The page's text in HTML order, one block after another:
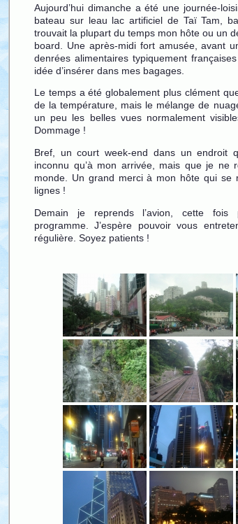
Aujourd’hui dimanche a été une journée-
bateau sur leau lac artificiel de Taï Tam,
trouvait la plupart du temps mon hôte ou un
board. Une après-midi fort amusée, avant
denrées alimentaires typiquement
idée d’insérer dans mes bagages.
Le temps a été globalement plus clément
de la température, mais le mélange de
un peu les belles vues normalement
Dommage !
Bref, un court week-end dans un endroit
inconnu qu’à mon arrivée, mais que je ne
monde. Un grand merci à mon hôte qui se
lignes !
Demain je reprends l’avion, cette
programme. J’espère pouvoir vous
régulière. Soyez patients !